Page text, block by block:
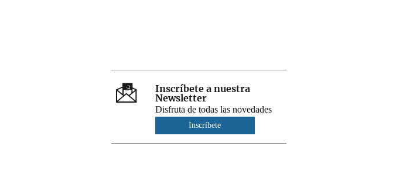
Inscríbete a nuestra
Newsletter
Disfruta de todas las novedades
Inscríbete